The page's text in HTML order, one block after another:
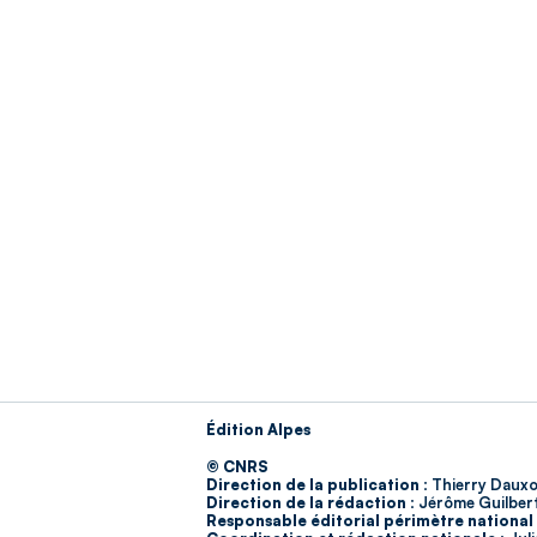
Édition Alpes
© CNRS
Direction de la publication : Thierry
Direction de la rédaction : Jérôme
Responsable éditorial périmètre national